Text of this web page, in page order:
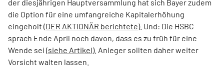
der diesjährigen Hauptversammlung hat sich Bayer zudem
die Option für eine umfangreiche Kapitalerhöhung
eingeholt (DER AKTIONÄR berichtete). Und: Die HSBC
sprach Ende April noch davon, dass es zu früh für eine
Wende sei (siehe Artikel). Anleger sollten daher weiter
Vorsicht walten lassen.